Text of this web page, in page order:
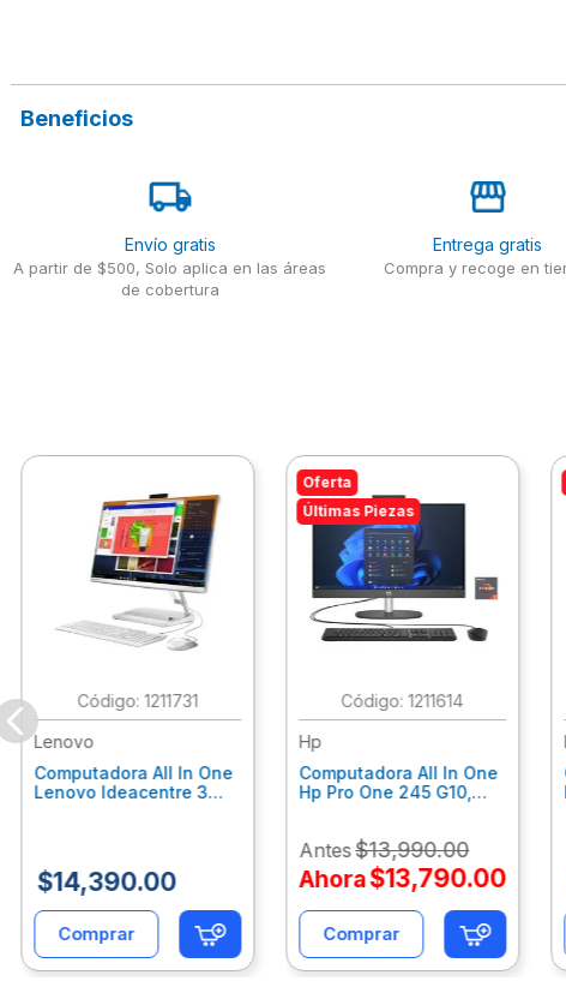
Beneficios
Envío gratis
A partir de $500, Solo aplica en las áreas
de cobertura
Entrega gratis
Compra y recoge en
:1211731
Lenovo
Computadora All In One
Lenovo Ideacentre 3
F0G1014Ald
$14,390.00
Comprar
Oferta
Últimas Piezas
:1211614
Hp
Computadora All In One
Hp Pro One 245 G10,
Fhd, Win11Home
9P7K6La
Antes$13,990.00
Ahora$13,790.00
Comprar